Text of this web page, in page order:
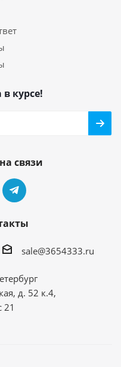
в курсе!
связи
sale@3654333.ru
д. 52 к.4,
21